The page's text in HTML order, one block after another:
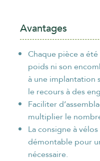
Avantages
Chaque pièce a
poids ni son
à une implantation
le recours à des
Faciliter
multiplier le
La consigne à
démontable pour
nécessaire.